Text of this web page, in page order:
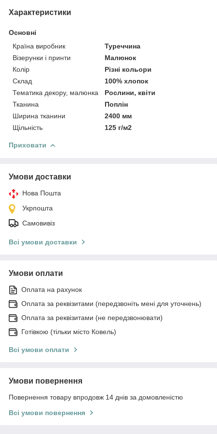
Характеристики
Основні
Країна виробник
Туреччина
Візерунки і принти
Малюнок
Колір
Різні кольори
Склад
100% хлопок
Тематика декору, малюнка
Рослини, квіти
Тканина
Поплін
Ширина тканини
2400 мм
Щільність
125 г/м2
Приховати
Умови доставки
Нова Пошта
Укрпошта
Самовивіз
Всі умови доставки
Умови оплати
Оплата на рахунок
Оплата за реквізитами (передзвоніть мені для уточнень)
Оплата за реквізитами (не передзвонювати)
Готівкою (тільки місто Ковель)
Всі умови оплати
Умови повернення
Повернення товару впродовж 14 днів за домовленістю
Всі умови повернення